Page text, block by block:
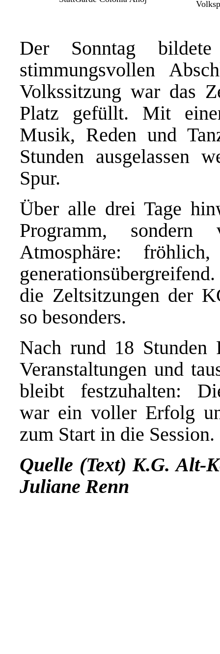
Der Sonntag
stimmungsvollen
Volkssitzung war das
Platz gefüllt. Mit
Musik, Reden und
Stunden ausgelassen
Spur.
Über alle drei Tage
Programm,
Atmosphäre:
die Zeltsitzungen der
so besonders.
Nach rund 18 Stunden
Veranstaltungen und
bleibt festzuhalten:
war ein voller Erfolg
zum Start in die Session.
Quelle (Text) K.G. Alt-
Juliane Renn